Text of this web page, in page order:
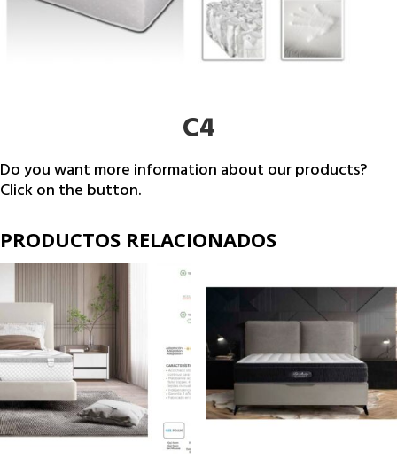
C4
Do you want more information about our products?
Click on the button.
PRODUCTOS RELACIONADOS